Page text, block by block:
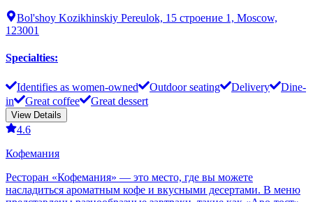
Bol'shoy Kozikhinskiy Pereulok, 15 строение 1, Moscow,
123001
Specialties:
Identifies as women-owned Outdoor seating Delivery
Dine-
in
Great coffee Great dessert
View Details
4.6
Кофемания
Ресторан «Кофемания» — это место, где вы можете
насладиться ароматным кофе и вкусными десертами. В меню